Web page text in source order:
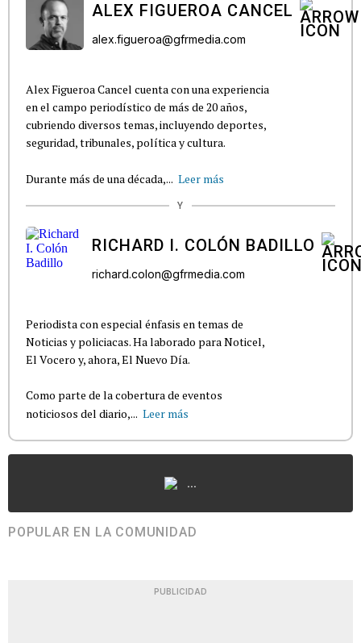
ALEX FIGUEROA CANCEL
alex.figueroa@gfrmedia.com
Alex Figueroa Cancel cuenta con una experiencia
en el campo periodístico de más de 20 años,
cubriendo diversos temas, incluyendo deportes,
seguridad, tribunales, política y cultura.
Durante más de una década,... Leer más
Y
RICHARD I. COLÓN BADILLO
richard.colon@gfrmedia.com
Periodista con especial énfasis en temas de
Noticias y policiacas. Ha laborado para Noticel,
El Vocero y, ahora, El Nuevo Día.
Como parte de la cobertura de eventos
noticiosos del diario,... Leer más
...
POPULAR EN LA COMUNIDAD
PUBLICIDAD